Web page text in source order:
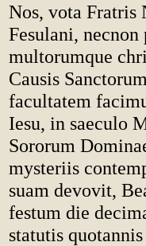
Nos, vota
Fesulani,
multorumque
Causis
facultatem
Iesu, in saeculo
Sororum
mysteriis
suam devovit,
festum die
statutis